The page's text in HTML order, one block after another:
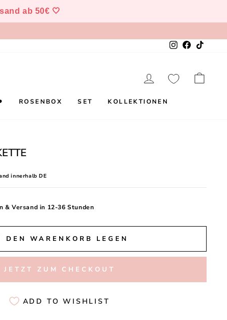
ab 50€ 🤍
InstagramFacebook
EINLOGGEN
ROSENBOX SET KOLLEKTIONEN
innerhalb DE
& Versand in 12-36 Stunden
DEN WARENKORB LEGEN
JETZT ZUM CHECKOUT
ADD TO WISHLIST